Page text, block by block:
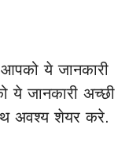
ये जानकारी
जानकारी अच्छी
अवश्य शेयर करे.